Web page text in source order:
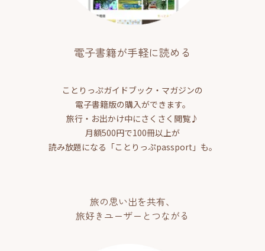
電子書籍が手軽に読める
ことりっぷガイドブック・マガジンの
電子書籍版の購入ができます。
旅行・お出かけ中にさくさく閲覧♪
月額500円で100冊以上が
読み放題になる「ことりっぷpassport」も。
旅の思い出を共有、
旅好きユーザーとつながる